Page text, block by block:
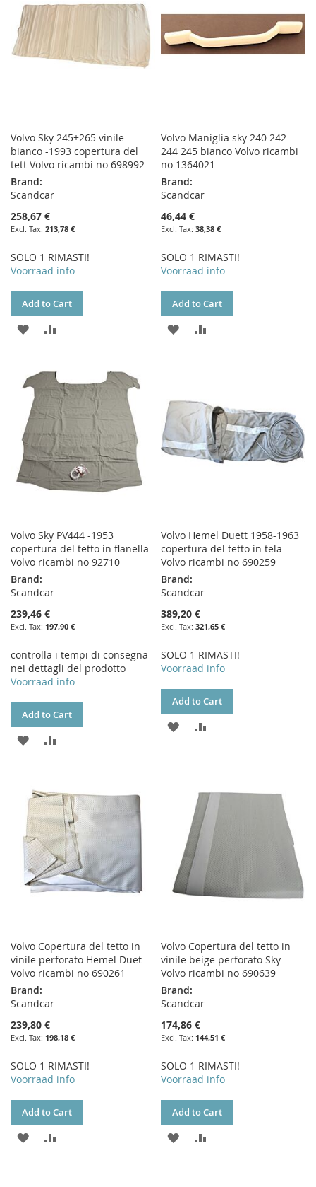
Volvo Sky 245+265 vinile
bianco -1993 copertura del
tett Volvo ricambi no 698992
Brand:
Scandcar
258,67 €
213,78 €
SOLO 1 RIMASTI!
Voorraad info
Add to Cart
ADD
WISH
LIST
COMPARE
Volvo Maniglia sky 240 242
244 245 bianco Volvo ricambi
no 1364021
Brand:
Scandcar
46,44 €
38,38 €
SOLO 1 RIMASTI!
Voorraad info
Add to Cart
ADD
LIST
Volvo Sky PV444 -1953
copertura del tetto in flanella
Volvo ricambi no 92710
Brand:
Scandcar
239,46 €
197,90 €
controlla i tempi di consegna
nei dettagli del prodotto
Voorraad info
Add to Cart
ADD
WISH
LIST
Volvo Hemel Duett 1958-1963
copertura del tetto in tela
Volvo ricambi no 690259
Brand:
Scandcar
389,20 €
321,65 €
SOLO 1 RIMASTI!
Voorraad info
Add to Cart
ADD
LIST
Volvo Copertura del tetto in
vinile perforato Hemel Duet
Volvo ricambi no 690261
Brand:
Scandcar
239,80 €
198,18 €
SOLO 1 RIMASTI!
Voorraad info
Add to Cart
ADD
Volvo Copertura del tetto in
vinile beige perforato Sky
Volvo ricambi no 690639
Brand:
Scandcar
174,86 €
144,51 €
SOLO 1 RIMASTI!
Voorraad info
Add to Cart
ADD